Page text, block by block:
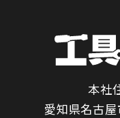
本社
愛知県名古